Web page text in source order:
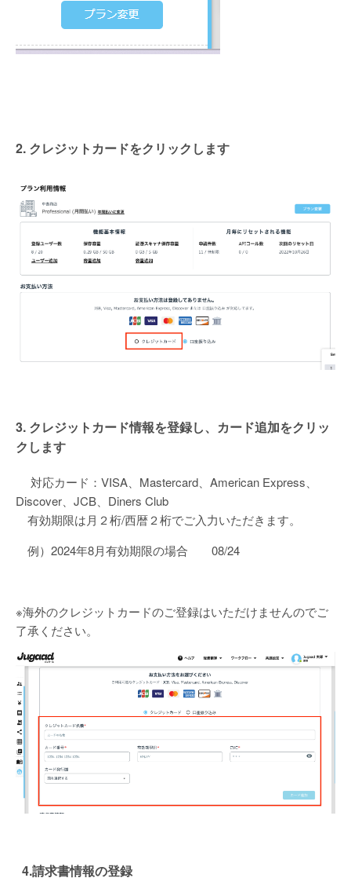
2. クレジットカードをクリックします
3. クレジットカード情報を登録し、カード追加をクリッ
クします
対応カード：VISA、Mastercard、American Express、
Discover、JCB、Diners Club
有効期限は月２桁/西暦２桁でご入力いただきます。
例）2024年8月有効期限の場合 08/24
※海外のクレジットカードのご登録はいただけませんのでご
了承ください。
4.請求書情報の登録